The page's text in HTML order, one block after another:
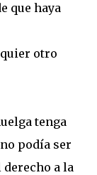
que haya
otro
tenga
podía ser
a la